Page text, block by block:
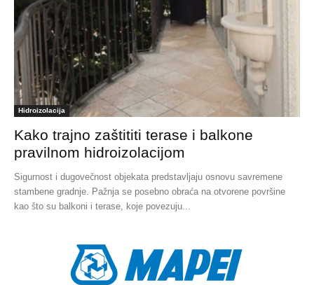
Hidroizolacija
Kako trajno zaštititi terase i balkone
pravilnom hidroizolacijom
Sigurnost i dugovečnost objekata predstavljaju osnovu savremene
stambene gradnje. Pažnja se posebno obraća na otvorene površine
kao što su balkoni i terase, koje povezuju...